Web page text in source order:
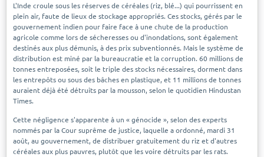
L'Inde croule sous les réserves de céréales (riz, blé...) qui pourrissent en
plein air, faute de lieux de stockage appropriés. Ces stocks, gérés par le
gouvernement indien pour faire face à une chute de la production
agricole comme lors de sécheresses ou d'inondations, sont également
destinés aux plus démunis, à des prix subventionnés. Mais le système de
distribution est miné par la bureaucratie et la corruption. 60 millions de
tonnes entreposées, soit le triple des stocks nécessaires, dorment dans
les entrepôts ou sous des bâches en plastique, et 11 millions de tonnes
auraient déjà été détruits par la mousson, selon le quotidien Hindustan
Times.
Cette négligence s'apparente à un « génocide », selon des experts
nommés par la Cour suprême de justice, laquelle a ordonné, mardi 31
août, au gouvernement, de distribuer gratuitement du riz et d'autres
céréales aux plus pauvres, plutôt que les voire détruits par les rats.